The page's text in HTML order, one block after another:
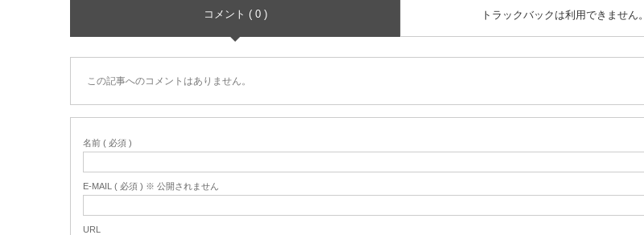
コメント ( 0 ) トラックバックは利用できません。
この記事へのコメントはありません。
名前 ( 必須 )
E-MAIL ( 必須 ) ※ 公開されません
URL